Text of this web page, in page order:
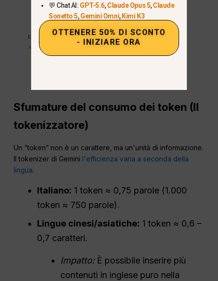
Sfumature del consumo dei token (Il
tokenizzatore)
Un “token” non è un carattere, ma un'unità di informazione.
Il tokenizer di Gemini l'efficienza varia a seconda della
lingua.
Italiano: 1 token ≈ 0,75 parole (1.000
token ≈ 750 parole).
Lingue cinesi/asiatiche: 1 token ≈ 0,6 –
0,7 caratteri.
Impatto:È possibile inserire più
contenuti in inglese puro nella
💬 Chat AI: GPT-5.6,Claude Opus 5,Claude
Sonetto 5,Gemini Omni, Kimi K3
OTTENERE 50% DI SCONTO
- INIZIARE ORA